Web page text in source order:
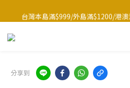
台灣本島滿$999/外島滿$1200/港澳
台灣本島滿$999/外島滿$1200/港澳
點☝️加入LINE官方帳號綁定好
台灣本島滿$999/外島滿$1200/港澳
分享到